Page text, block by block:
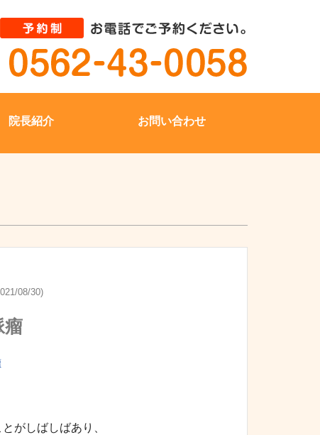
院長紹介 お問い合わせ
08/30)
瘤
がしばしばあり、